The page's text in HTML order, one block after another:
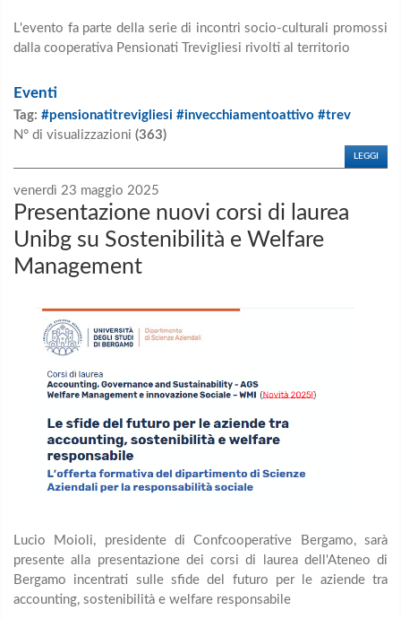
L'evento fa parte della serie di incontri socio-culturali promossi
dalla cooperativa Pensionati Trevigliesi rivolti al territorio
Eventi
Tag: #pensionatitrevigliesi #invecchiamentoattivo #trev
N° di visualizzazioni (363)
LEGGI
venerdì 23 maggio 2025
Presentazione nuovi corsi di laurea
Unibg su Sostenibilità e Welfare
Management
Lucio Moioli, presidente di Confcooperative Bergamo, sarà
presente alla presentazione dei corsi di laurea dell'Ateneo di
Bergamo incentrati sulle sfide del futuro per le aziende tra
accounting, sostenibilità e welfare responsabile